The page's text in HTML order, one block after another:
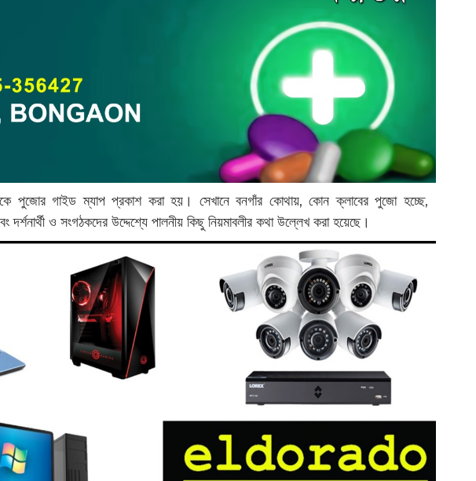
পুজোর গাইড ম্যাপ প্রকাশ করা হয়। সেখানে বনগাঁর কোথায়, কোন ক্লাবের পুজো হচ্ছে,
ও সংগঠকদের উদ্দেশ্যে পালনীয় কিছু নিয়মাবলীর কথা উল্লেখ করা হয়েছে।